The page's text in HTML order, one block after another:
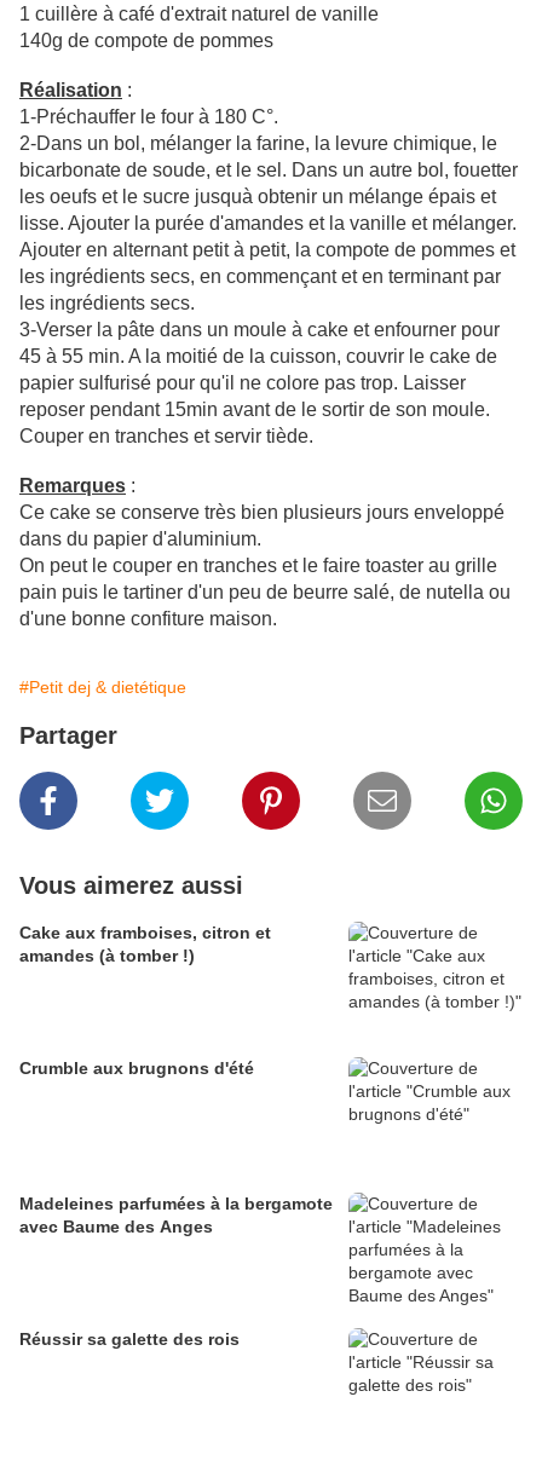
1 cuillère à café d'extrait naturel de vanille
140g de compote de pommes
Réalisation :
1-Préchauffer le four à 180 C°.
2-Dans un bol, mélanger la farine, la levure chimique, le
bicarbonate de soude, et le sel. Dans un autre bol, fouetter
les oeufs et le sucre jusquà obtenir un mélange épais et
lisse. Ajouter la purée d'amandes et la vanille et mélanger.
Ajouter en alternant petit à petit, la compote de pommes et
les ingrédients secs, en commençant et en terminant par
les ingrédients secs.
3-Verser la pâte dans un moule à cake et enfourner pour
45 à 55 min. A la moitié de la cuisson, couvrir le cake de
papier sulfurisé pour qu'il ne colore pas trop. Laisser
reposer pendant 15min avant de le sortir de son moule.
Couper en tranches et servir tiède.
Remarques :
Ce cake se conserve très bien plusieurs jours enveloppé
dans du papier d'aluminium.
On peut le couper en tranches et le faire toaster au grille
pain puis le tartiner d'un peu de beurre salé, de nutella ou
d'une bonne confiture maison.
#Petit dej & dietétique
Partager
Vous aimerez aussi
Cake aux framboises, citron et
amandes (à tomber !)
Crumble aux brugnons d'été
Madeleines parfumées à la bergamote
avec Baume des Anges
Réussir sa galette des rois